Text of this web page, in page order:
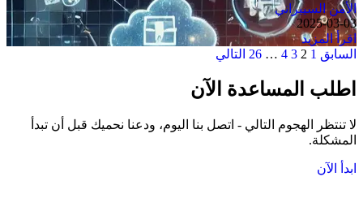
الأمن السيبراني
2025-03-03
اقرأ المزيد
Posts
pagination
السابق 1
2
3
4
…
26 التالي
اطلب المساعدة الآن
لا تنتظر الهجوم التالي - اتصل بنا اليوم، ودعنا نحميك قبل أن تبدأ
المشكلة.
ابدأ الآن